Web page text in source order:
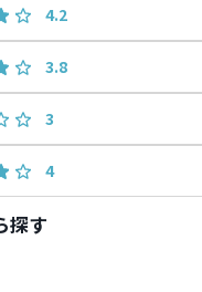
4.2
3.8
3
4
探す